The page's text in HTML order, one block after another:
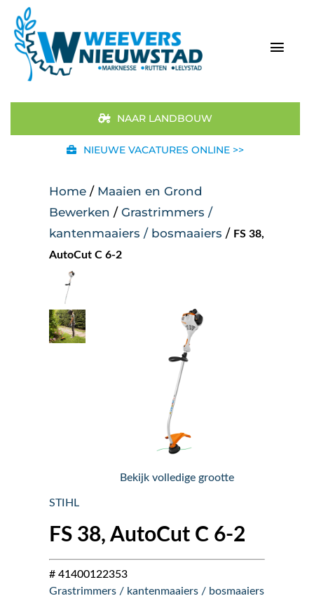
naar
inhoud
Aanbod
STIHL
Over ons
Vacatures
NAAR LANDBOUW
NIEUWE VACATURES ONLINE >>
Home / Maaien en Grond
Bewerken / Grastrimmers /
kantenmaaiers / bosmaaiers / FS 38,
AutoCut C 6-2
Bekijk volledige grootte
STIHL
FS 38, AutoCut C 6-2
# 41400122353
Grastrimmers / kantenmaaiers / bosmaaiers